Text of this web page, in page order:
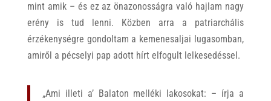
mint amik – és ez az önazonosságra való hajlam nagy
erény is tud lenni. Közben arra a patriarchális
érzékenységre gondoltam a kemenesaljai lugasomban,
amiről a pécselyi pap adott hírt elfogult lelkesedéssel.
„Ami illeti a’ Balaton melléki lakosokat: – írja a